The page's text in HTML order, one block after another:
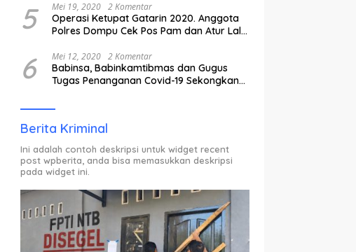
5 Mei 19, 2020 2 Komentar
Operasi Ketupat Gatarin 2020. Anggota
Polres Dompu Cek Pos Pam dan Atur Lalu
6 Mei 12, 2020 2 Komentar
Babinsa, Babinkamtibmas dan Gugus
Tugas Penanganan Covid-19 Sekongkang
ODP.
Berita Kriminal
Ini adalah contoh deskripsi untuk widget recent
post wpberita, anda bisa memasukkan deskripsi
pada widget ini.